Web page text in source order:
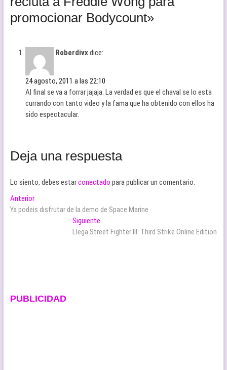
promocionar Bodycount»
Roberdivxdice:
24 agosto, 2011 a las 22:10
Al final se va a forrar jajaja. La verdad es que el chaval se lo esta
currando con tanto video y la fama que ha obtenido con ellos ha
sido espectacular.
Deja una respuesta
Lo siento, debes estarconectado para publicar un comentario.
Navegación
de
AnteriorEntrada
anterior:
Ya podeis disfrutar de la demo de Space Marine
Siguiente
siguiente:
Llega Street Fighter III: Third Strike Online Edition
PUBLICIDAD